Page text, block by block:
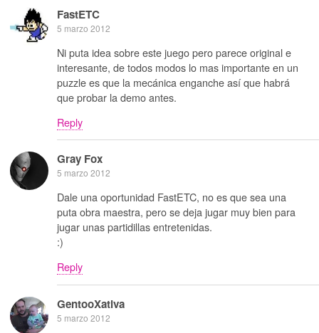
FastETC
5 marzo 2012
Ni puta idea sobre este juego pero parece original e
interesante, de todos modos lo mas importante en un
puzzle es que la mecánica enganche así que habrá
que probar la demo antes.
Reply
Gray Fox
5 marzo 2012
Dale una oportunidad FastETC, no es que sea una
puta obra maestra, pero se deja jugar muy bien para
jugar unas partidillas entretenidas.
:)
Reply
GentooXativa
5 marzo 2012